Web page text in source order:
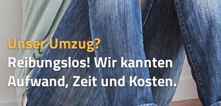
Unser Umzug?
Reibungslos! Wir kannten
Aufwand, Zeit und Kosten.